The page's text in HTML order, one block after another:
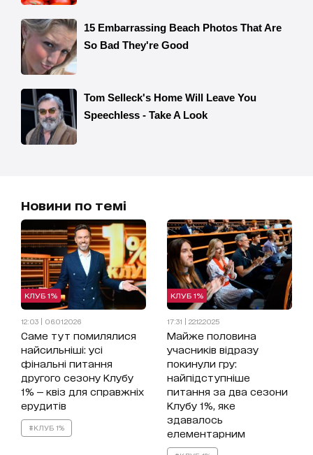
Новини по темі
КЛУБ 1%
12:03 | 06.01.2026
Саме тут помилялися
найсильніші: усі
фінальні питання
другого сезону Клубу
1% — квіз для справжніх
ерудитів
#КЛУБ 1%
КЛУБ 1%
17:31 | 22.12.2025
Майже половина
учасників відразу
покинули гру:
найпідступніше
питання за два сезони
Клубу 1%, яке
здавалось
елементарним